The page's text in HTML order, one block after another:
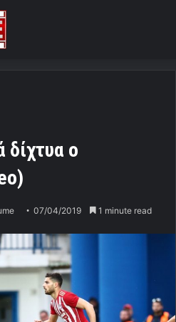
δίχτυα ο
07/04/2019 1 minute read